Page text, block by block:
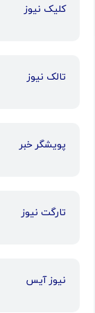
کلیک نیوز
تالک نیوز
پویشگر خبر
تارگت نیوز
نیوز آیس